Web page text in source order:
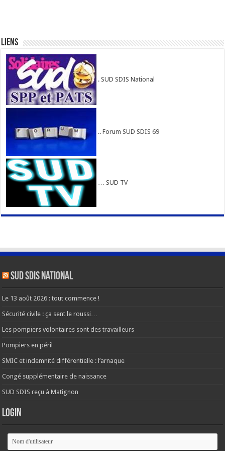
Liens
. SUD SDIS National
.. Forum SUD SDIS 69
… SUD TV
SUD SDIS national
Le 13 août 2026 : tout commence !
Sécurité civile : ça sent le roussi…
Les pompiers volontaires sont des travailleurs
Pompiers en péril
SMIC et indemnité différentielle : l’arnaque
Congé supplémentaire de naissance
SUD SDIS reçu à Matignon
Login